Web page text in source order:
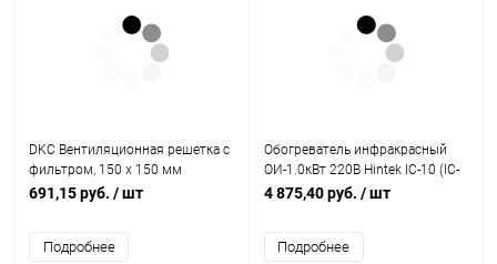
DKC Вентиляционная решетка с
фильтром, 150 x 150 мм
(R5RF12)
691,15 руб. / шт
Подробнее
Обогреватель инфракрасный
ОИ-1.0кВт 220В Hintek IC-10 (IC-
10)
4 875,40 руб. / шт
Подробнее